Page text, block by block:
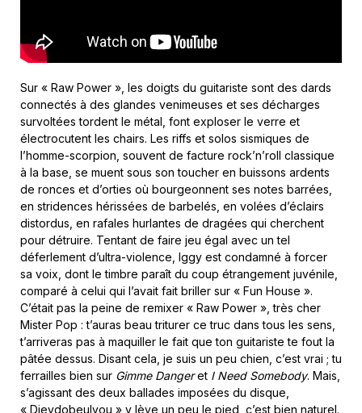
Sur « Raw Power », les doigts du guitariste sont des dards
connectés à des glandes venimeuses et ses décharges
survoltées tordent le métal, font exploser le verre et
électrocutent les chairs. Les riffs et solos sismiques de
l’homme-scorpion, souvent de facture rock’n’roll classique
à la base, se muent sous son toucher en buissons ardents
de ronces et d’orties où bourgeonnent ses notes barrées,
en stridences hérissées de barbelés, en volées d’éclairs
distordus, en rafales hurlantes de dragées qui cherchent
pour détruire. Tentant de faire jeu égal avec un tel
déferlement d’ultra-violence, Iggy est condamné à forcer
sa voix, dont le timbre paraît du coup étrangement juvénile,
comparé à celui qui l’avait fait briller sur « Fun House ».
C’était pas la peine de remixer « Raw Power », très cher
Mister Pop : t’auras beau triturer ce truc dans tous les sens,
t’arriveras pas à maquiller le fait que ton guitariste te fout la
pâtée dessus. Disant cela, je suis un peu chien, c’est vrai ; tu
ferrailles bien sur Gimme Dangeret I Need Somebody. Mais,
s’agissant des deux ballades imposées du disque,
« Djeydobeulyou » y lève un peu le pied, c’est bien naturel.